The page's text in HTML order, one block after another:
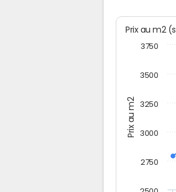
Prix au m2
2750
3000
3250
3500
3750